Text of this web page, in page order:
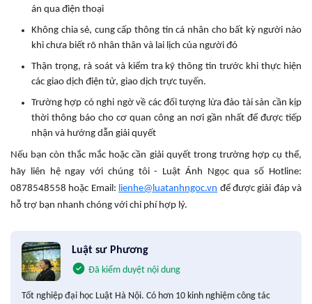
án qua điện thoại
Không chia sẻ, cung cấp thông tin cá nhân cho bất kỳ người nào
khi chưa biết rõ nhân thân và lai lịch của người đó
Thận trọng, rà soát và kiểm tra kỹ thông tin trước khi thực hiện
các giao dịch điện tử, giao dịch trực tuyến.
Trường hợp có nghi ngờ về các đối tượng lừa đảo tài sản cần kịp
thời thông báo cho cơ quan công an nơi gần nhất để được tiếp
nhận và hướng dẫn giải quyết
Nếu bạn còn thắc mắc hoặc cần giải quyết trong trường hợp cụ thể,
hãy liên hệ ngay với chúng tôi - Luật Ánh Ngọcqua số Hotline:
0878548558 hoặc Email: lienhe@luatanhngoc.vn để đượcgiải đáp và
hỗ trợ bạn nhanh chóng với chi phí hợp lý.
Luật sư Phương
Đã kiểm duyệt nội dung
Tốt nghiệp đại học Luật Hà Nội. Có hơn 10 kinh nghiệm công tác